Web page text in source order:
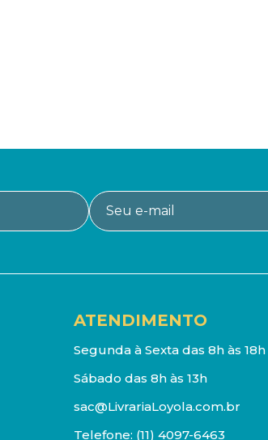
ATENDIMENTO
Segunda à Sexta das 8h às 18h
Sábado das 8h às 13h
sac@LivrariaLoyola.com.br
Telefone: (11) 4097-6463